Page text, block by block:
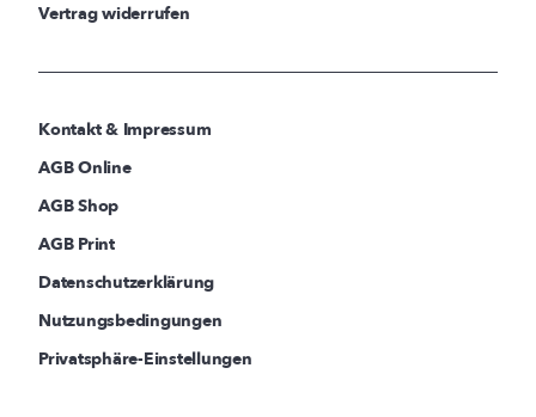
Vertrag widerrufen
Kontakt & Impressum
AGB Online
AGB Shop
AGB Print
Datenschutzerklärung
Nutzungsbedingungen
Privatsphäre-Einstellungen